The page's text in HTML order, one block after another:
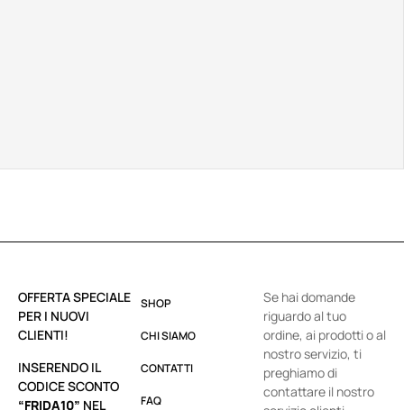
OFFERTA SPECIALE
PER I NUOVI
CLIENTI!
INSERENDO IL
CODICE SCONTO
“FRIDA10” NEL
SHOP
CHI SIAMO
CONTATTI
FAQ
Se hai domande
riguardo al tuo
ordine, ai prodotti o al
nostro servizio, ti
preghiamo di
contattare il nostro